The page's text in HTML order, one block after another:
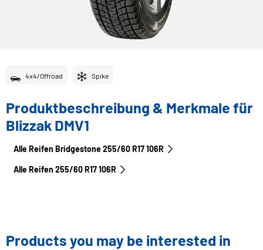
4x4/Offroad Spike
Produktbeschreibung & Merkmale für
Blizzak DMV1
Alle Reifen Bridgestone 255/60 R17 106R
Alle Reifen‎ 255/60 R17 106R
Products you may be interested in